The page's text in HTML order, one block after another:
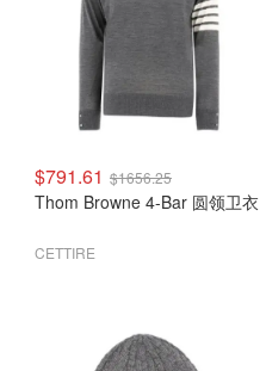
$791.61 $1656.25
Thom Browne 4-Bar 圆领卫衣
CETTIRE